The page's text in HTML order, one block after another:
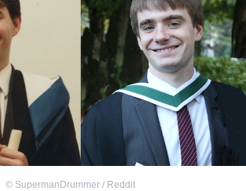
© SupermanDrummer / Reddit